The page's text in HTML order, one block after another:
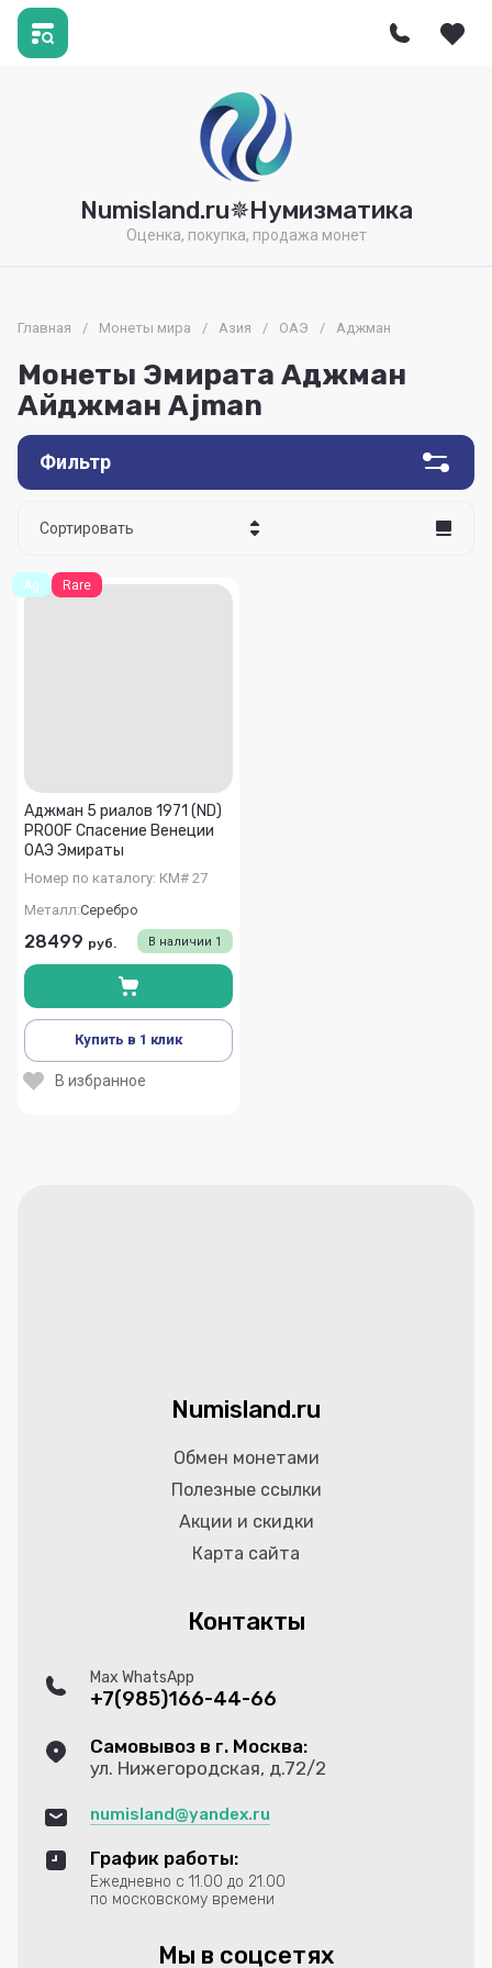
Numisland.ru✵Нумизматика
Оценка, покупка, продажа монет
Главная / Монеты мира / Азия / ОАЭ / Аджман
Монеты Эмирата Аджман
Айджман Ajman
Фильтр
Сортировать
Цена - убывание
Ag Rare
Аджман 5 риалов 1971 (ND)
PROOF Спасение Венеции
ОАЭ Эмираты
Номер по каталогу: КМ# 27
Металл:Серебро
В наличии 1
28499 руб.
Купить в 1 клик
В избранное
Numisland.ru
Обмен монетами
Полезные ссылки
Акции и скидки
Карта сайта
Контакты
Max WhatsApp
+7(985)166-44-66
Самовывоз в г. Москва:
ул. Нижегородская, д.72/2
numisland@yandex.ru
График работы:
Ежедневно с 11.00 до 21.00
по московскому времени
Мы в соцсетях